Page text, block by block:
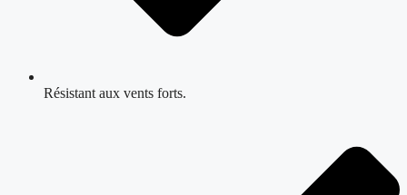
Résistant aux vents forts.